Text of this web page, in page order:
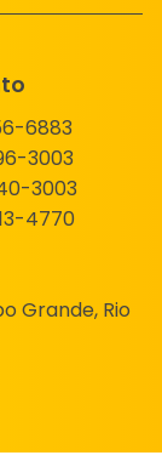
6883
3003
3003
4770
Grande, Rio